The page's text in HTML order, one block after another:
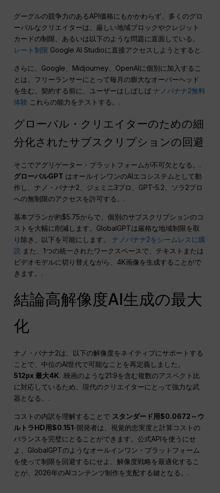
グーグルの競争力のあるAPI価格にもかかわらず、多くのグロ
ーバルなクリエイターは、厳しい地域ブロックやクレジット
カードの制限、あるいは以下のような問題に直面している。
レート制限 Google AI Studioに直接アクセスしようとすると.
さらに、Google、Midjourney、OpenAIに個別に加入するこ
とは、フリーランサーにとって毎月の膨大なオーバーヘッド
を生む。契約する前に、ユーザーはしばしばナノバナナ2無料
体験 これらの能力をテストする。.
グローバル・クリエイターのための細
分化されたサブスクリプションの回避
そこでアグリゲーター・プラットフォームが不可欠となる。.
グローバルGPT はオールインワンのAIエコシステムとして動
作し、ナノ・バナナ2、ジェミニ3プロ、GPT-5.2、ソラ2プロ
への無制限のアクセスを許可する。.
基本プランが約$5.75からで、個別のサブスクリプションのコ
ストを大幅に削減します。GlobalGPTは厳格な地域制限を取
り除き、以下を可能にします。ナノバナナ2をシームレスに購
読 また、1つの統一されたワークスペースで、テキストまたは
ビデオモデルに切り替えながら、4K画像を生成することがで
きます。.
結論高解像度AI生成の最大
化
ナノ・バナナ2は、以下の解像度をネイティブにサポートする
ことで、中位のAI世代で可能なことを再定義しました。
512px 最大4K. .映画のような21:9を含む複数のアスペクト比
に対応しているため、現代のクリエイターにとって強力な武
器となる。.
コストの内訳を理解することで スタンダード用$0.0672～ウ
ルトラHD用$0.151-開発者は、視覚的忠実度と計算コストの
バランスを完璧にとることができます。公式APIを使うにせ
よ、GlobalGPTのようなオールインワン・プラットフォーム
を使って制限を回避するにせよ、解像度戦略を最適化するこ
とが、2026年のAIコンテンツ制作を支配する鍵となる。.